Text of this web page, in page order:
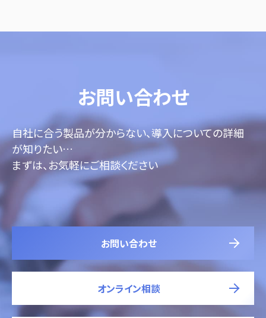
お問い合わせ
自社に合う製品が分からない、導入についての詳細
が知りたい…
まずは、お気軽にご相談ください
お問い合わせ
オンライン相談